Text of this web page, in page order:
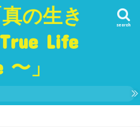
真の生き
Life
」
search